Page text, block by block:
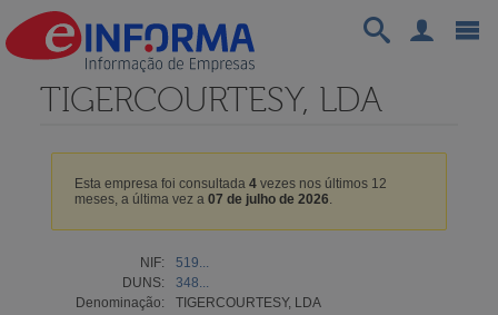
TIGERCOURTESY, LDA
Esta empresa foi consultada 4vezes nos últimos 12
meses, a última vez a 07 de julho de 2026.
NIF:
519...
DUNS:
348...
Denominação:
TIGERCOURTESY, LDA